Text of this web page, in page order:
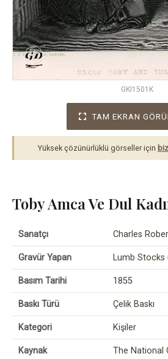
GKI1501K
TAM EKRAN
Yüksek çözünürlüklü görseller için
Toby Amca Ve Dul
Sanatçı Charles
Gravür Yapan Lumb Stocks
Basım Tarihi 1855
Baskı Türü Çelik Baskı
Kategori Kişiler
Kaynak
The National